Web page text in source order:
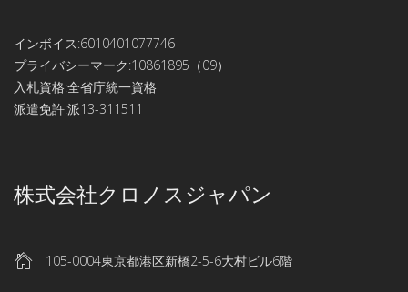
インボイス:6010401077746
プライバシーマーク:10861895（09）
入札資格:全省庁統一資格
派遣免許:派13-311511
株式会社クロノスジャパン
105-0004東京都港区新橋2-5-6大村ビル6階